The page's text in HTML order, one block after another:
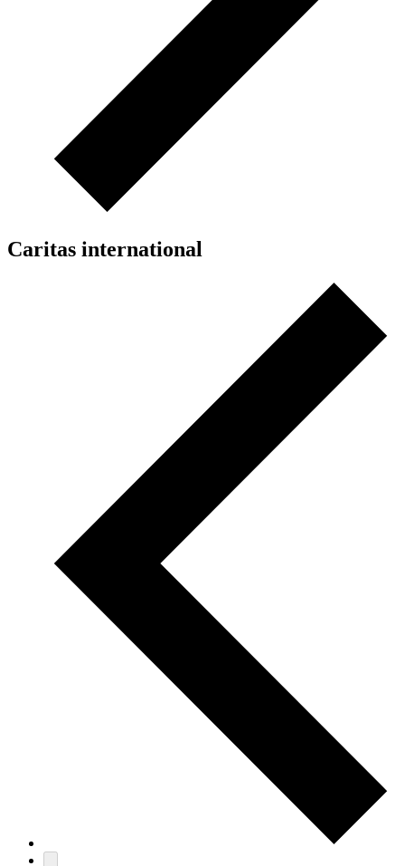
Caritas international